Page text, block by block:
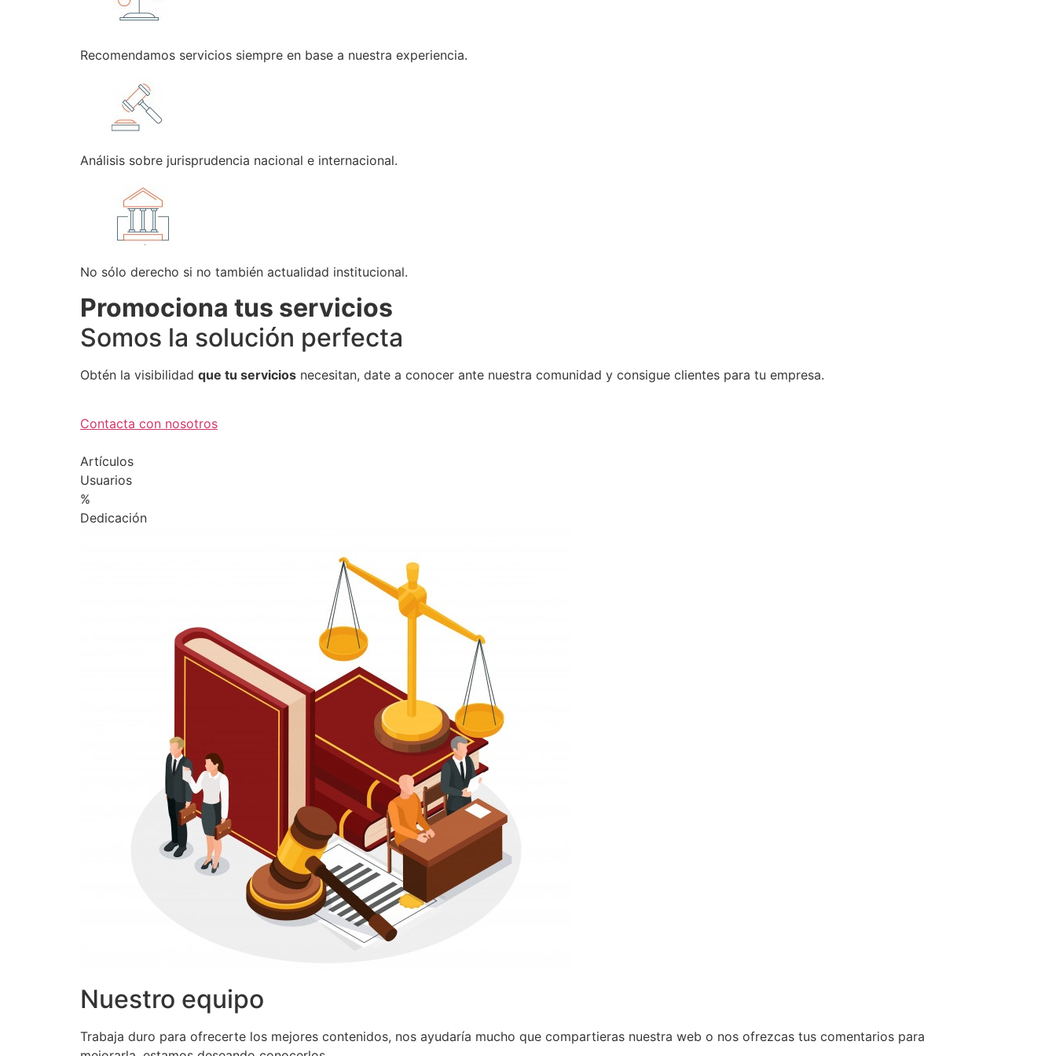
Recomendamos servicios siempre en base a nuestra experiencia.
Análisis sobre jurisprudencia nacional e internacional.
No sólo derecho si no también actualidad institucional.
Promociona tus servicios
Somos la solución perfecta
Obtén la visibilidad que tu servicios necesitan, date a conocer ante nuestra comunidad y consigue clientes para tu empresa.
Contacta con nosotros
Artículos
Usuarios
%
Dedicación
Nuestro equipo
Trabaja duro para ofrecerte los mejores contenidos, nos ayudaría mucho que compartieras nuestra web o nos ofrezcas tus comentarios para